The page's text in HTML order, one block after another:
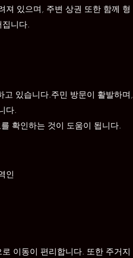
져 있으며, 주변 상권 또한 함께 형
니다.
있습니다.주민 방문이 활발하며,
다.
확인하는 것이 도움이 됩니다.
인
이동이 편리합니다. 또한 주거지